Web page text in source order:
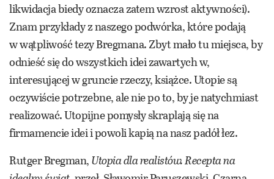
likwidacja biedy oznacza zatem wzrost aktywności).
Znam przykłady z naszego podwórka, które podają
w wątpliwość tezy Bregmana. Zbyt mało tu miejsca, by
odnieść się do wszystkich idei zawartych w,
interesującej w gruncie rzeczy, książce. Utopie są
oczywiście potrzebne, ale nie po to, by je natychmiast
realizować. Utopijne pomysły skraplają się na
firmamencie idei i powoli kapią na nasz padół łez.
Rutger Bregman,Utopia dla realistów. Recepta na